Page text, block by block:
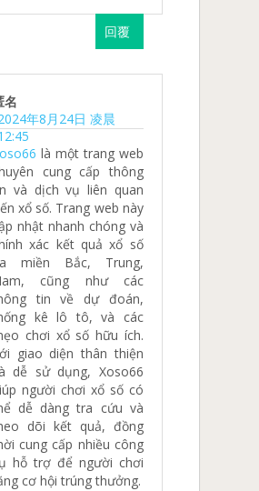
回覆
名
年8月24日 凌晨
là một trang web
cung cấp thông
và dịch vụ liên quan
xổ số. Trang web này
nhật nhanh chóng và
xác kết quả xổ số
miền Bắc, Trung,
cũng như các
tin về dự đoán,
kê lô tô, và các
chơi xổ số hữu ích.
giao diện thân thiện
dễ sử dụng, Xoso66
người chơi xổ số có
dễ dàng tra cứu và
dõi kết quả, đồng
cung cấp nhiều công
hỗ trợ để người chơi
cơ hội trúng thưởng.